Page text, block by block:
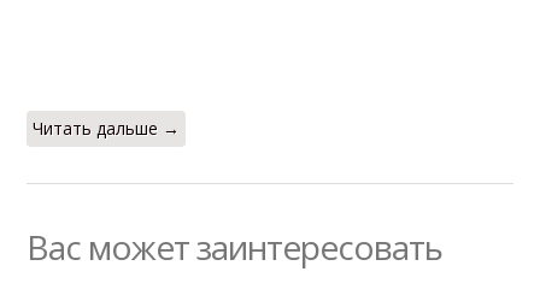
Читать дальше →
Вас может заинтересовать